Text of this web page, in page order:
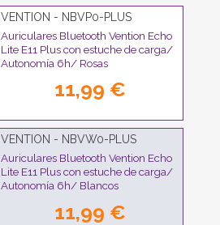
VENTION - NBVP0-PLUS
Auriculares Bluetooth Vention Echo
Lite E11 Plus con estuche de carga/
Autonomía 6h/ Rosas
11,99 €
VENTION - NBVW0-PLUS
Auriculares Bluetooth Vention Echo
Lite E11 Plus con estuche de carga/
Autonomía 6h/ Blancos
11,99 €